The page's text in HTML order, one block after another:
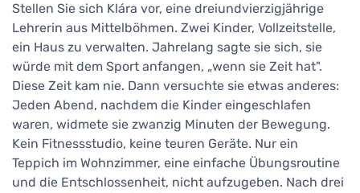
Stellen Sie sich Klára vor, eine dreiundvierzigjährige
Lehrerin aus Mittelböhmen. Zwei Kinder, Vollzeitstelle,
ein Haus zu verwalten. Jahrelang sagte sie sich, sie
würde mit dem Sport anfangen, „wenn sie Zeit hat".
Diese Zeit kam nie. Dann versuchte sie etwas anderes:
Jeden Abend, nachdem die Kinder eingeschlafen
waren, widmete sie zwanzig Minuten der Bewegung.
Kein Fitnessstudio, keine teuren Geräte. Nur ein
Teppich im Wohnzimmer, eine einfache Übungsroutine
und die Entschlossenheit, nicht aufzugeben. Nach drei